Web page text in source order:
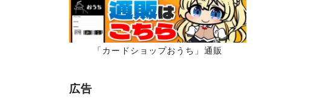
「カードショップおうち」通販
広告